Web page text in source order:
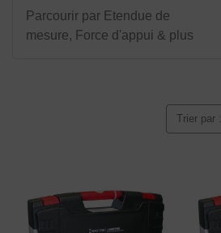
Parcourir par Etendue de
mesure, Force d'appui & plus
Trier par :